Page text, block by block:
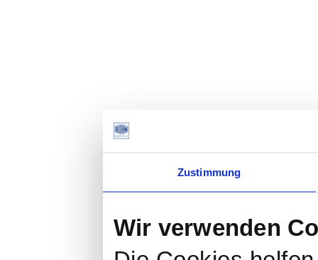
Zustimmung
Wir verwenden